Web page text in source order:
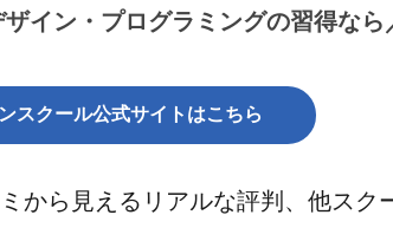
イン・プログラミングの習得なら
スクール公式サイトはこちら
から見えるリアルな評判、他スク